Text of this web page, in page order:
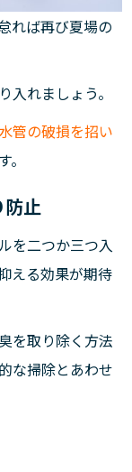
れば再び夏場の
れましょう。
管の破損を招い
止
を二つか三つ入
える効果が期待
を取り除く方法
な掃除とあわせ